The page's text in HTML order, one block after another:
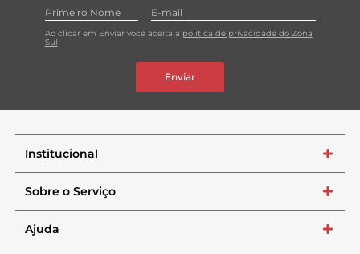
Ao clicar em Enviar você aceita a política de privacidade do Zona
Sul
Enviar
Institucional +
Sobre o Serviço +
Ajuda +